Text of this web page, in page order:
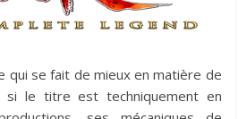
qui se fait de mieux en matière de
si le titre est techniquement en